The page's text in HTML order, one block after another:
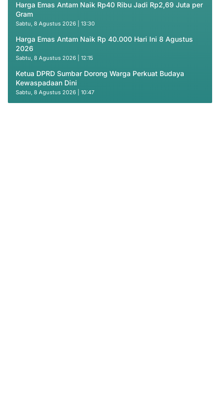
Harga Emas Antam Naik Rp40 Ribu Jadi Rp2,69 Juta per
Gram
Sabtu, 8 Agustus 2026 | 13:30
Harga Emas Antam Naik Rp 40.000 Hari Ini 8 Agustus
2026
Sabtu, 8 Agustus 2026 | 12:15
Ketua DPRD Sumbar Dorong Warga Perkuat Budaya
Kewaspadaan Dini
Sabtu, 8 Agustus 2026 | 10:47